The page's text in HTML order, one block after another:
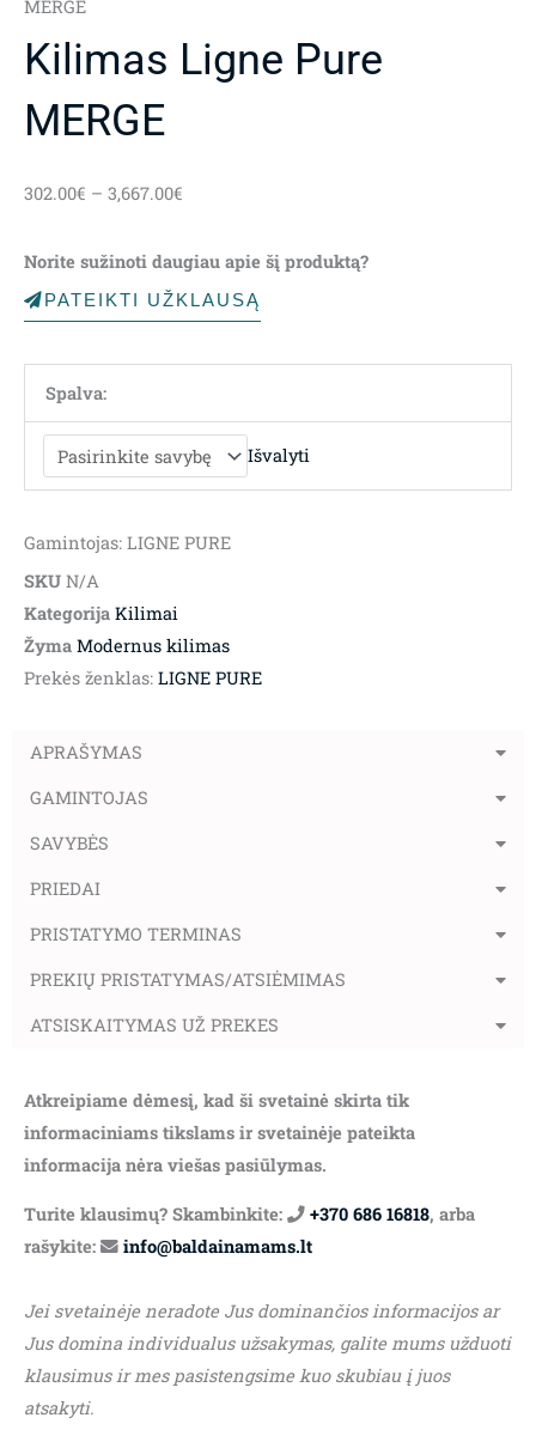
MERGE
Kilimas Ligne Pure
MERGE
302.00€ – 3,667.00€
through
3,667.00€
Norite sužinoti daugiau apie šį produktą?
PATEIKTI UŽKLAUSĄ
Spalva:
Išvalyti
Gamintojas: LIGNE PURE
SKU N/A
Kategorija Kilimai
Žyma Modernus kilimas
Prekės ženklas: LIGNE PURE
APRAŠYMAS
GAMINTOJAS
SAVYBĖS
PRIEDAI
PRISTATYMO TERMINAS
PREKIŲ PRISTATYMAS/ATSIĖMIMAS
ATSISKAITYMAS UŽ PREKES
Atkreipiame dėmesį, kad ši svetainė skirta tik
informaciniams tikslams ir svetainėje pateikta
informacija nėra viešas pasiūlymas.
Turite klausimų? Skambinkite: +370 686 16818, arba
rašykite:
info@baldainamams.lt
Jei svetainėje neradote Jus dominančios informacijos ar
Jus domina individualus užsakymas, galite mums užduoti
klausimus ir mes pasistengsime kuo skubiau į juos
atsakyti.